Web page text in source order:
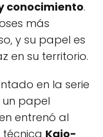
conocimiento.
más
y su papel es
en su territorio.
en la serie
un papel
entrenó al
técnica Kaio-